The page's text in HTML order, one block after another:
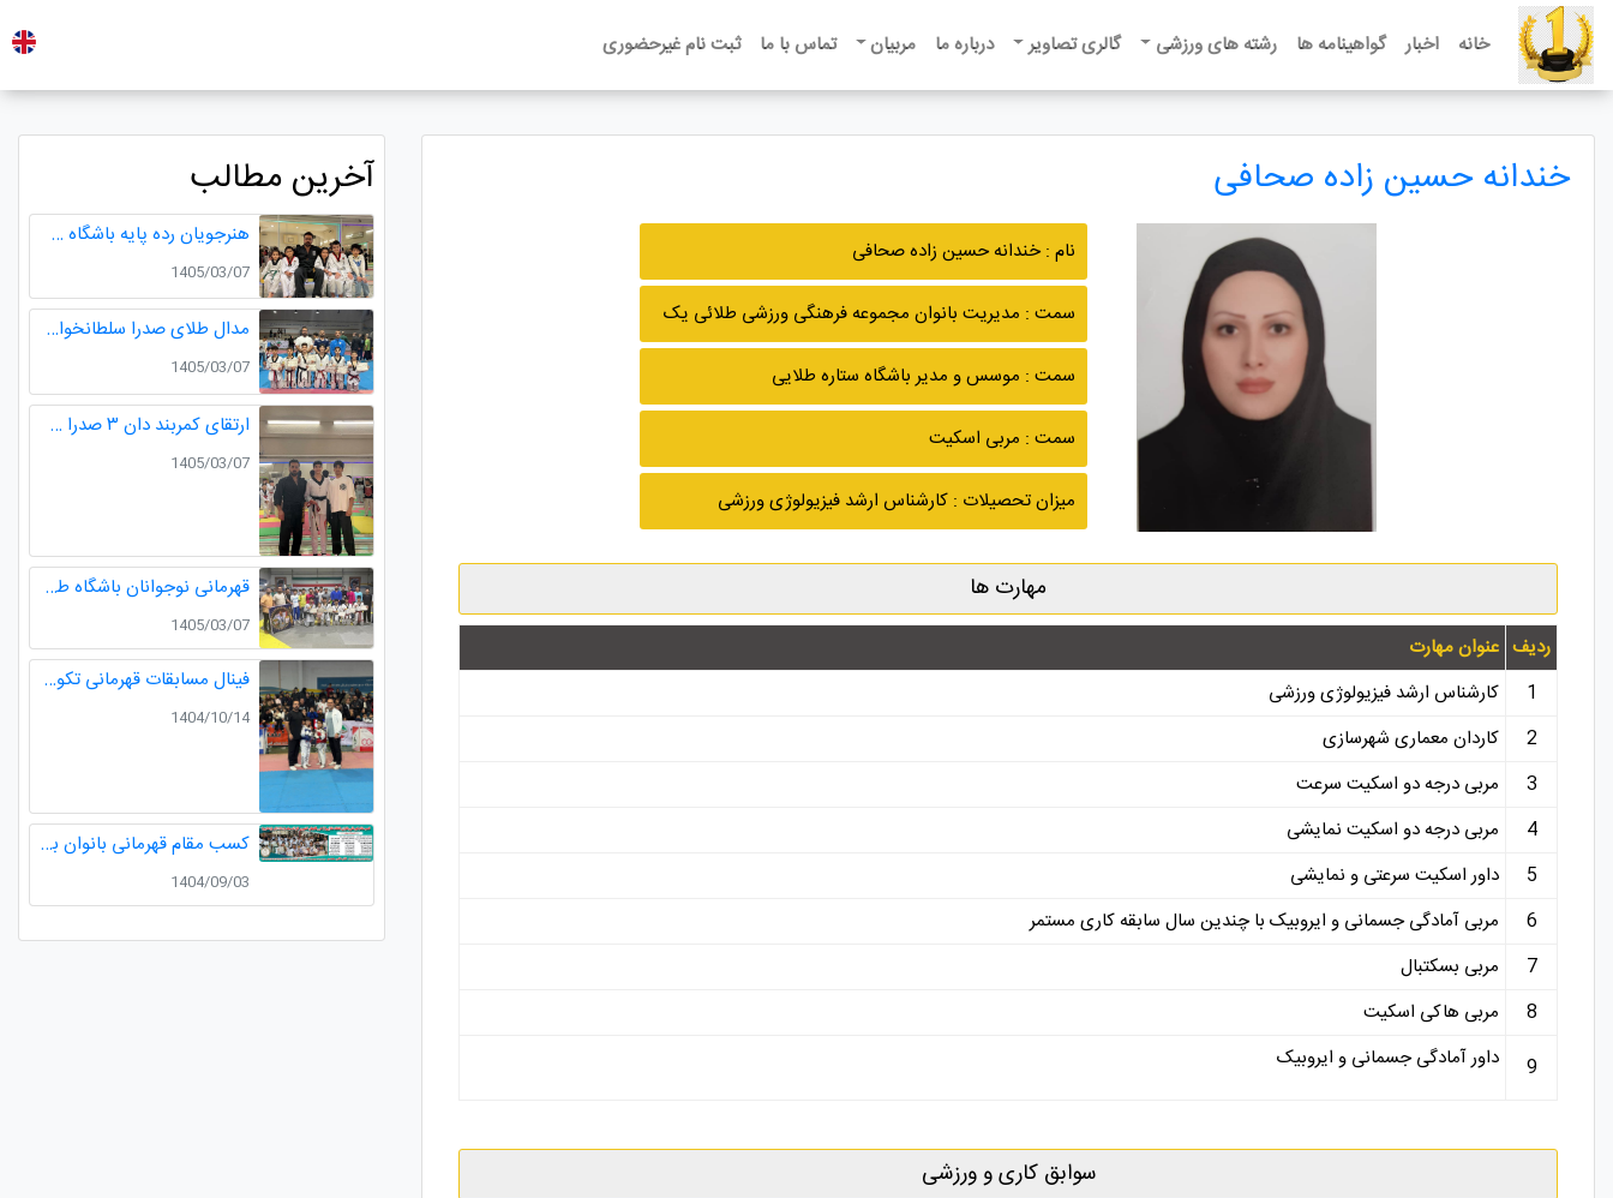
خانه اخبار گواهینامه ها رشته های ورزشی گالری تصاویر درباره ما مربیان تماس با ما ثبت نام غیرحضوری
خندانه حسین زاده صحافی
نام : خندانه حسین زاده صحافی
سمت : مدیریت بانوان مجموعه فرهنگی ورزشی طلائی یک
سمت : موسس و مدیر باشگاه ستاره طلایی
سمت : مربی اسکیت
میزان تحصیلات : کارشناس ارشد فیزیولوژی ورزشی
مهارت ها
ردیف عنوان مهارت
1
کارشناس ارشد فیزیولوژی ورزشی
2
کاردان معماری شهرسازی
3
مربی درجه دو اسکیت سرعت
4
مربی درجه دو اسکیت نمایشی
5
داور اسکیت سرعتی و نمایشی
6
مربی آمادگی جسمانی و ایروبیک با چندین سال سابقه کاری مستمر
7
مربی بسکتبال
8
مربی هاکی اسکیت
9
داور آمادگی جسمانی و ایروبیک
سوابق کاری و ورزشی
آخرین مطالب
هنرجویان رده پایه باشگاه طلایی
1405/03/07
مدال طلای صدرا سلطانخواه و مدال نقره سامیار محمدی در مسابقات قهرمانی نونهالان استان گیلان
1405/03/07
ارتقای کمربند دان ۳ صدرا سلطانخواه قهرمان چندین دوره مسابقات استانی و کشوری در رده سنی خردسالان و نونهالان
1405/03/07
قهرمانی نوجوانان باشگاه طلایی در مسابقات قهرمانی نوجوانان تکواندو استان گیلان
1405/03/07
فینال مسابقات قهرمانی تکواندو لیگ خردسالان استان مدال طلا صدرا ظفری از باشگاه طلایی به مربیگری استاد عسکری مربی ارزنده باشگاه
1404/10/14
کسب مقام قهرمانی بانوان باشگاه طلایی در رقابت های کشوری کاراته
1404/09/03